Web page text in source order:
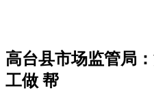
高台县市场监管局
工做 帮